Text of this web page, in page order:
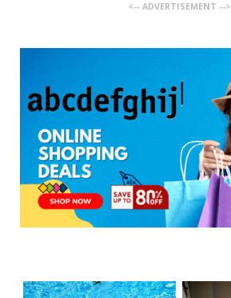
<-- ADVERTISEMENT -->